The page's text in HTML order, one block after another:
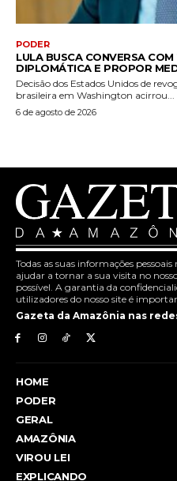
PODER
LULA BUSCA CONVERSA
DIPLOMÁTICA E PROPOR
Decisão dos Estados Unidos de
brasileira em Washington acirrou...
6 de agosto de 2026
Todas as suas informações
ajudar a tornar a sua visita no
possível. A garantia da
utilizadores do nosso site é
Gazeta da Amazônia nas
HOME
PODER
GERAL
AMAZÔNIA
VIROU LEI
EXPLICANDO